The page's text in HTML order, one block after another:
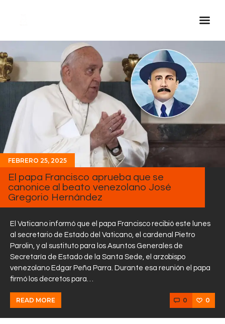
Inicio Real FM
Streaming
En Vivo
Descarga La APP
Programas
Noticias
Equipo
Sobre Nosotros
Contactos
FEBRERO 25, 2025
El papa Francisco aprueba que se
canonice al beato venezolano José
Gregorio Hernández
El Vaticano informó que el papa Francisco recibió este lunes
al secretario de Estado del Vaticano, el cardenal Pietro
Parolin, y al sustituto para los Asuntos Generales de
Secretaría de Estado de la Santa Sede, el arzobispo
venezolano Edgar Peña Parra. Durante esa reunión el papa
firmó los decretos para…
READ MORE 0 0